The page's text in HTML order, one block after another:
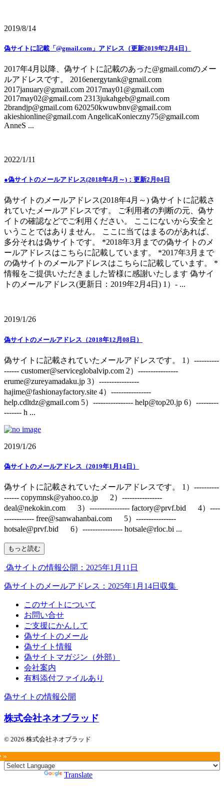
2019/8/14
偽サイトに記載「@gmail.com」アドレス（更新2019年2月4日）
2017年4月以降、偽サイトに記載のあった@gmail.comのメー
ルアドレスです。 2016energytank@gmail.com
2017january@gmail.com 2017may01@gmail.com
2017may02@gmail.com 2313jukahgeb@gmail.com
2brandjp@gmail.com 620250kwuwbnv@gmail.com
akieshionline@gmail.com AngelicaKonieczny75@gmail.com
AnneS ...
2022/1/11
●偽サイトのメールアドレス(2018年4月～)：更新2月04日
偽サイトのメールアドレス(2018年4月～) 偽サイトに記載さ
れていたメールアドレスです。 ご利用者の判断の元、偽サ
イトの確認などでご利用ください。 ここにないから安全と
いうことではありません。 ここに当てはまるのがあれば、
多分それは偽サイトです。 *2018年3月までの偽サイトのメ
ールアドレスはこちらに記載しています。 *2017年3月まで
の偽サイトのメールアドレスはこちらに記載しています。 *
情報をご提供いただきました皆様に感謝いたします 偽サイ
トのメールアドレス(更新日：2019年2月4日) 1）- ...
2019/1/26
偽サイトのメールアドレス（2018年12月08日）
偽サイトに記載されていたメールアドレスです。 1）----------
------ customer@serviceglobalvip.com 2）----------------
erume@zureyamadaku.jp 3）----------------
hajime@fashionayfactory.site 4）----------------
help.cdltdz@gmail.com 5）---------------- help@top20.jp 6）---------
------- h ...
2019/1/26
偽サイトのメールアドレス（2019年1月14日）
偽サイトに記載されていたメールアドレスです。 1）----------
------ copymnsk@yahoo.co.jp 2）----------------
deal@nekokin.com 3）---------------- factory@prvf.bid 4）----
------------ free@sanwahanbai.com 5）----------------
hotsale@prvf.bid 6）---------------- hotsale@rloc.bi ...
もっと読む
偽サイトの情報公開：2025年1月11日
偽サイトのメールアドレス：2025年1月14日収集
このサイトについて
お問い合せ
ご支援にかんして
偽サイトのメール
偽サイト情報
偽サイトマガジン（外部）
会社案内
有料添付ファイルあり
偽サイトの情報公開
株式会社ネオブラッド
© 2026 株式会社ネオブラッド
»
Translate